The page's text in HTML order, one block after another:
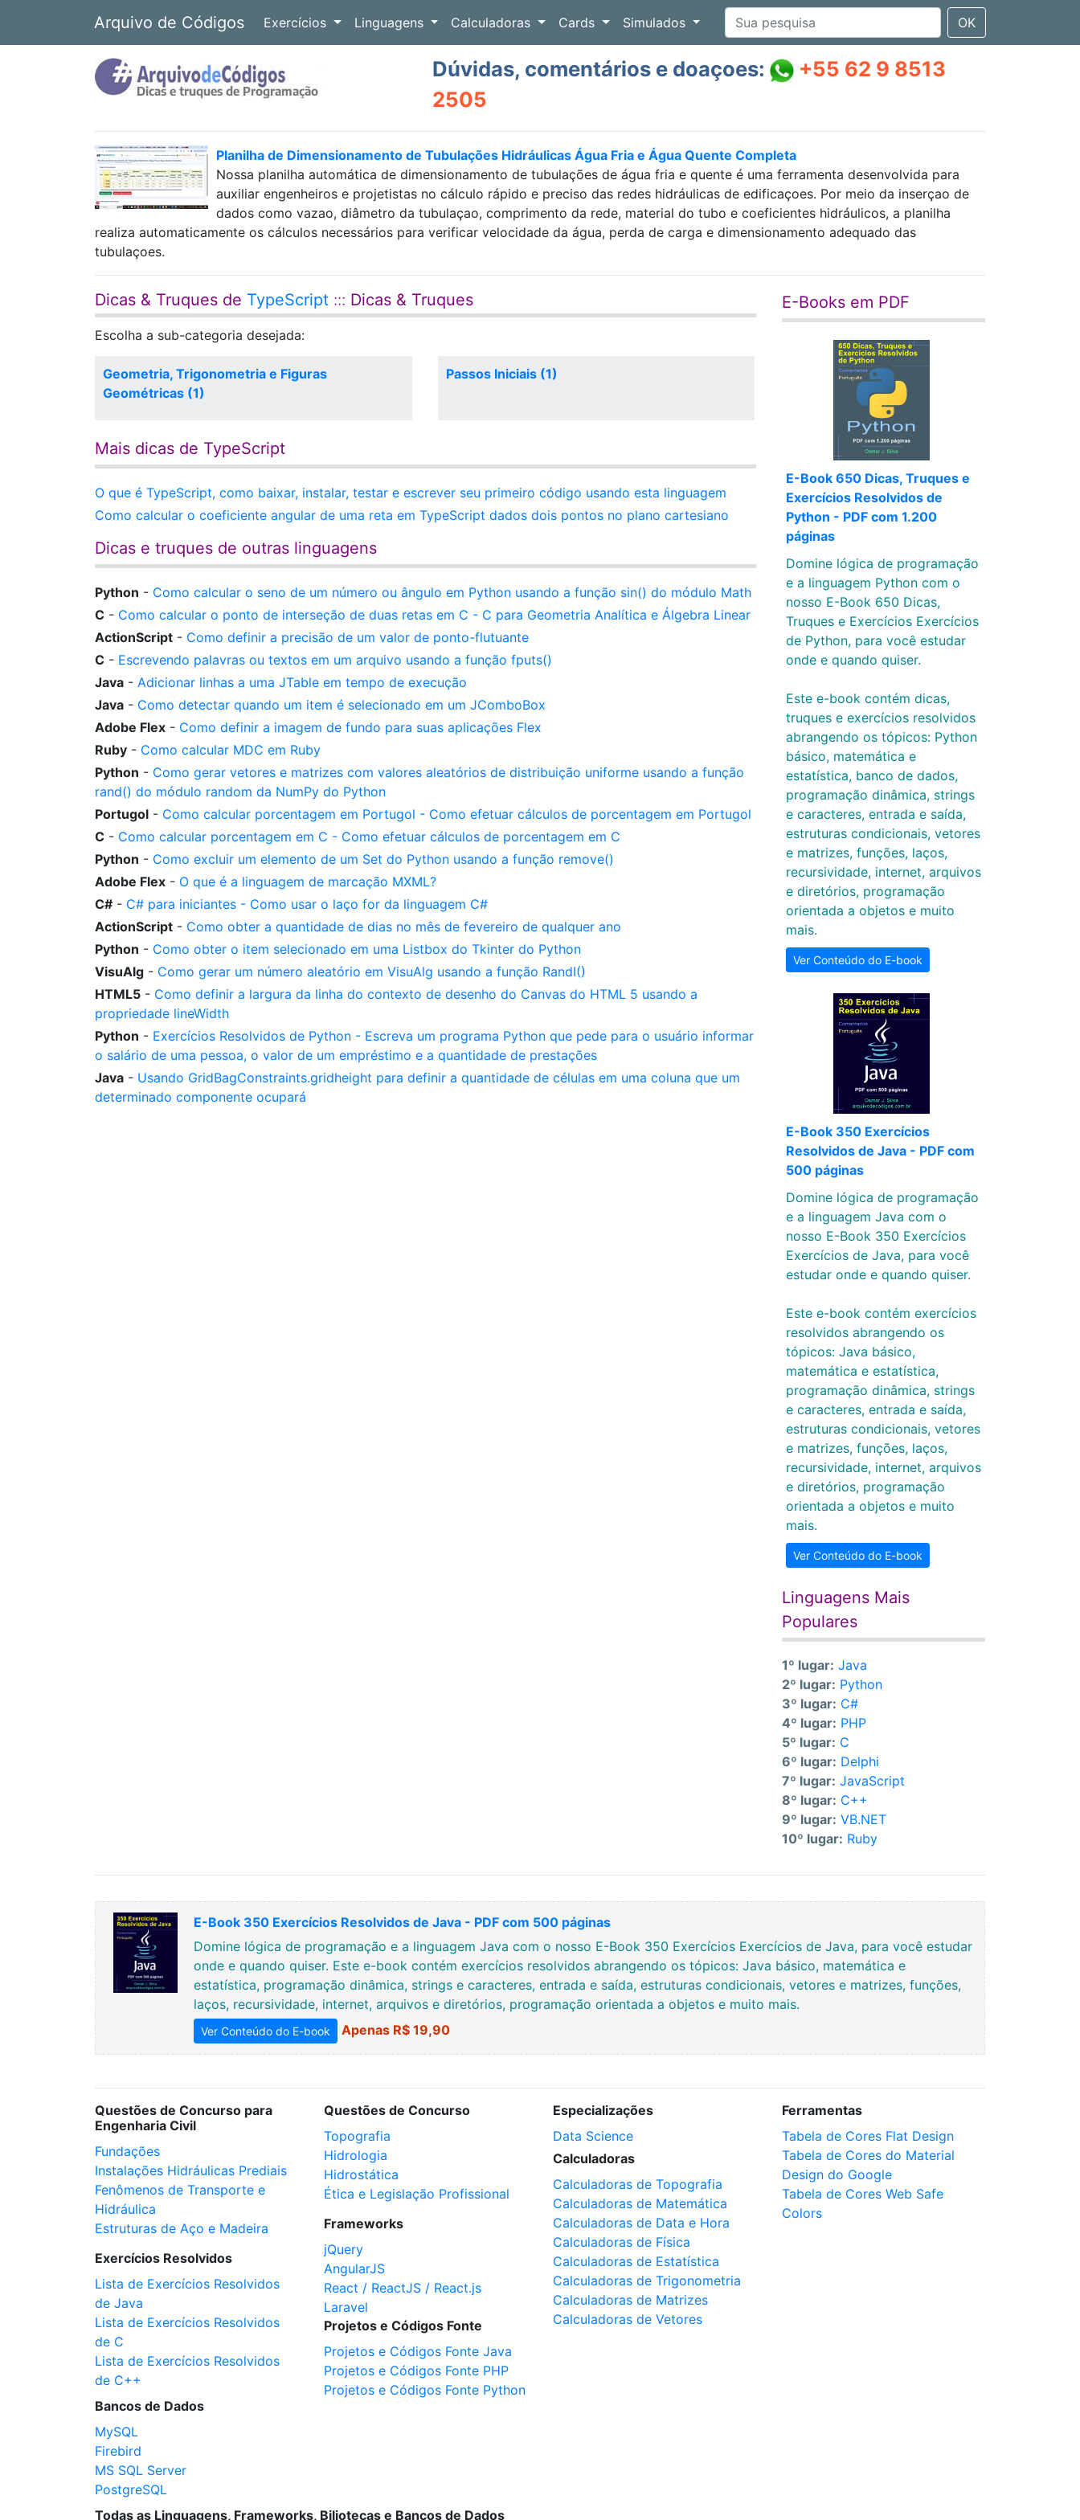
Arquivo de Códigos Exercícios Linguagens Calculadoras Cards Simulados OK
Dúvidas, comentários e doaçoes:
+55 62 9 8513
2505
Planilha de Dimensionamento de Tubulações Hidráulicas Água Fria e Água Quente Completa
Nossa planilha automática de dimensionamento de tubulações de água fria e quente é uma ferramenta desenvolvida para
auxiliar engenheiros e projetistas no cálculo rápido e preciso das redes hidráulicas de edificaçoes. Por meio da inserçao de
dados como vazao, diâmetro da tubulaçao, comprimento da rede, material do tubo e coeficientes hidráulicos, a planilha
realiza automaticamente os cálculos necessários para verificar velocidade da água, perda de carga e dimensionamento adequado das
tubulaçoes.
Dicas & Truques de TypeScript ::: Dicas & Truques
Escolha a sub-categoria desejada:
Geometria, Trigonometria e Figuras
Geométricas (1)
Passos Iniciais (1)
Mais dicas de TypeScript
O que é TypeScript, como baixar, instalar, testar e escrever seu primeiro código usando esta linguagem
Como calcular o coeficiente angular de uma reta em TypeScript dados dois pontos no plano cartesiano
Dicas e truques de outras linguagens
Python - Como calcular o seno de um número ou ângulo em Python usando a função sin() do módulo Math
C - Como calcular o ponto de interseção de duas retas em C - C para Geometria Analítica e Álgebra Linear
ActionScript - Como definir a precisão de um valor de ponto-flutuante
C - Escrevendo palavras ou textos em um arquivo usando a função fputs()
Java - Adicionar linhas a uma JTable em tempo de execução
Java - Como detectar quando um item é selecionado em um JComboBox
Adobe Flex - Como definir a imagem de fundo para suas aplicações Flex
Ruby - Como calcular MDC em Ruby
Python - Como gerar vetores e matrizes com valores aleatórios de distribuição uniforme usando a função
rand() do módulo random da NumPy do Python
Portugol - Como calcular porcentagem em Portugol - Como efetuar cálculos de porcentagem em Portugol
C - Como calcular porcentagem em C - Como efetuar cálculos de porcentagem em C
Python - Como excluir um elemento de um Set do Python usando a função remove()
Adobe Flex - O que é a linguagem de marcação MXML?
C# - C# para iniciantes - Como usar o laço for da linguagem C#
ActionScript - Como obter a quantidade de dias no mês de fevereiro de qualquer ano
Python - Como obter o item selecionado em uma Listbox do Tkinter do Python
VisuAlg - Como gerar um número aleatório em VisuAlg usando a função RandI()
HTML5 - Como definir a largura da linha do contexto de desenho do Canvas do HTML 5 usando a
propriedade lineWidth
Python - Exercícios Resolvidos de Python - Escreva um programa Python que pede para o usuário informar
o salário de uma pessoa, o valor de um empréstimo e a quantidade de prestações
Java - Usando GridBagConstraints.gridheight para definir a quantidade de células em uma coluna que um
determinado componente ocupará
E-Books em PDF
E-Book 650 Dicas, Truques e
Exercícios Resolvidos de
Python - PDF com 1.200
páginas
Domine lógica de programação
e a linguagem Python com o
nosso E-Book 650 Dicas,
Truques e Exercícios Exercícios
de Python, para você estudar
onde e quando quiser.
Este e-book contém dicas,
truques e exercícios resolvidos
abrangendo os tópicos: Python
básico, matemática e
estatística, banco de dados,
programação dinâmica, strings
e caracteres, entrada e saída,
estruturas condicionais, vetores
e matrizes, funções, laços,
recursividade, internet, arquivos
e diretórios, programação
orientada a objetos e muito
mais.
Ver Conteúdo do E-book
E-Book 350 Exercícios
Resolvidos de Java - PDF com
500 páginas
Domine lógica de programação
e a linguagem Java com o
nosso E-Book 350 Exercícios
Exercícios de Java, para você
estudar onde e quando quiser.
Este e-book contém exercícios
resolvidos abrangendo os
tópicos: Java básico,
matemática e estatística,
programação dinâmica, strings
e caracteres, entrada e saída,
estruturas condicionais, vetores
e matrizes, funções, laços,
recursividade, internet, arquivos
e diretórios, programação
orientada a objetos e muito
mais.
Ver Conteúdo do E-book
Linguagens Mais
Populares
1º lugar: Java
2º lugar: Python
3º lugar: C#
4º lugar: PHP
5º lugar: C
6º lugar: Delphi
7º lugar: JavaScript
8º lugar: C++
9º lugar: VB.NET
10º lugar: Ruby
E-Book 350 Exercícios Resolvidos de Java - PDF com 500 páginas
Domine lógica de programação e a linguagem Java com o nosso E-Book 350 Exercícios Exercícios de Java, para você estudar
onde e quando quiser. Este e-book contém exercícios resolvidos abrangendo os tópicos: Java básico, matemática e
estatística, programação dinâmica, strings e caracteres, entrada e saída, estruturas condicionais, vetores e matrizes, funções,
laços, recursividade, internet, arquivos e diretórios, programação orientada a objetos e muito mais.
Ver Conteúdo do E-book Apenas R$ 19,90
Questões de Concurso para
Engenharia Civil
Fundações
Instalações Hidráulicas Prediais
Fenômenos de Transporte e
Hidráulica
Estruturas de Aço e Madeira
Exercícios Resolvidos
Lista de Exercícios Resolvidos
de Java
Lista de Exercícios Resolvidos
de C
Lista de Exercícios Resolvidos
de C++
Bancos de Dados
MySQL
Firebird
MS SQL Server
PostgreSQL
Questões de Concurso
Topografia
Hidrologia
Hidrostática
Ética e Legislação Profissional
Frameworks
jQuery
AngularJS
React / ReactJS / React.js
Laravel
Projetos e Códigos Fonte
Projetos e Códigos Fonte Java
Projetos e Códigos Fonte PHP
Projetos e Códigos Fonte Python
Especializações
Data Science
Calculadoras
Calculadoras de Topografia
Calculadoras de Matemática
Calculadoras de Data e Hora
Calculadoras de Física
Calculadoras de Estatística
Calculadoras de Trigonometria
Calculadoras de Matrizes
Calculadoras de Vetores
Ferramentas
Tabela de Cores Flat Design
Tabela de Cores do Material
Design do Google
Tabela de Cores Web Safe
Colors
Todas as Linguagens, Frameworks, Biliotecas e Bancos de Dados